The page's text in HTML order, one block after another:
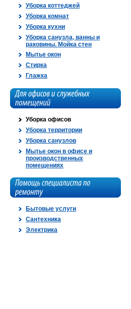
Уборка коттеджей
Уборка комнат
Уборка кухни
Уборка санузла, ванны и
раковины. Мойка стен
Мытье окон
Стирка
Глажка
Уборка офисов
Уборка территории
Уборка санузлов
Мытье окон в офисе и
производственных
помещениях
Бытовые услуги
Сантехника
Электрика